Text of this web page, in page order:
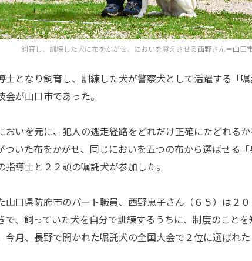
飼育し、訓練した犬に布をかがせ、においを覚えさせる西野さん＝山口
となり飼育し、訓練した犬が警察犬として活躍する「
が山口市であった。
いを元に、犯人の逃走経路をどれだけ正確にたどれる
ついた布をかがせ、同じにおいを五つの布から選ばせる
指導士と２２頭の嘱託犬が参加した。
口県防府市のパート職員、西野恵子さん（６５）は２
で、飼っていた犬を自分で訓練するうちに、制度のこと
今月、長野で開かれた嘱託犬の全国大会で２位に選ばれた